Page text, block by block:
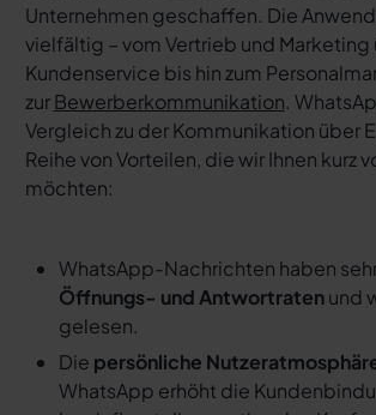
Unternehmen geschaffen. Die
vielfältig – vom Vertrieb und Marketing
Kundenservice bis hin zum
zurBewerberkommunikation.
Vergleich zu der Kommunikation über
Reihe von Vorteilen, die wir Ihnen kurz
möchten:
WhatsApp-Nachrichten haben
Öffnungs- und Antwortratenund
gelesen.
Die persönliche
WhatsApp erhöht die